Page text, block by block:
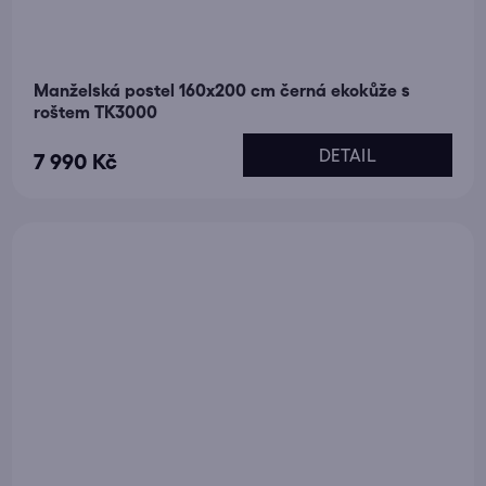
Manželská postel 160x200 cm černá ekokůže s
roštem TK3000
7 990 Kč DETAIL